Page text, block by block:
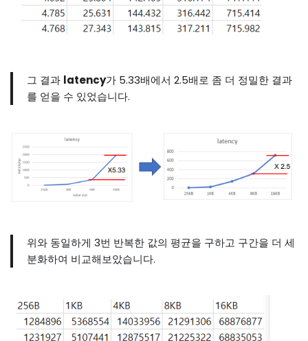
그 결과 latency가 5.33배에서 2.5배로 좀 더 정밀한 결과
를 얻을 수 있었습니다.
위와 동일하게 3번 반복한 값의 평균을 구하고 구간을 더 세
분화하여 비교해보았습니다.